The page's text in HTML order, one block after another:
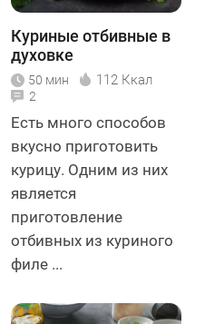
Куриные отбивные в
духовке
50 мин 112 Ккал
2
Есть много способов
вкусно приготовить
курицу. Одним из них
является
приготовление
отбивных из куриного
филе ...